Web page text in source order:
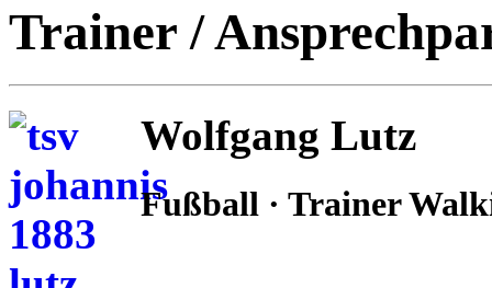
Trainer /
Wolfgang Lutz
Fußball · Trainer